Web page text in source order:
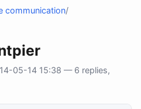
communication/
05-14 15:38 — 6 replies,